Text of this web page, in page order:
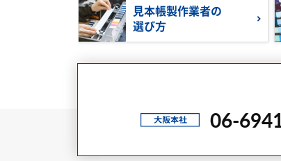
見本帳製作業者の
選び方
06-